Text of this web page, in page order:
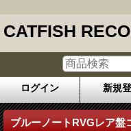
CATFISH
ログイン 新規
ブルーノートRVGレア盤